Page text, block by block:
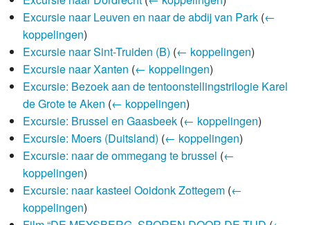
Excursie naar Leuven en naar de abdij van Park (←
koppelingen)
Excursie naar Sint-Truiden (B) (← koppelingen)
Excursie naar Xanten (← koppelingen)
Excursie: Bezoek aan de tentoonstellingstrilogie Karel
de Grote te Aken (← koppelingen)
Excursie: Brussel en Gaasbeek (← koppelingen)
Excursie: Moers (Duitsland) (← koppelingen)
Excursie: naar de ommegang te brussel (←
koppelingen)
Excursie: naar kasteel Ooidonk Zottegem (←
koppelingen)